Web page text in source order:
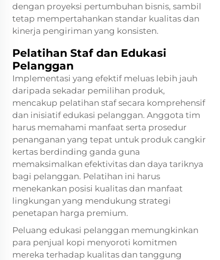
dengan proyeksi pertumbuhan bisnis, sambil
tetap mempertahankan standar kualitas dan
kinerja pengiriman yang konsisten.
Pelatihan Staf dan Edukasi
Pelanggan
Implementasi yang efektif meluas lebih jauh
daripada sekadar pemilihan produk,
mencakup pelatihan staf secara komprehensif
dan inisiatif edukasi pelanggan. Anggota tim
harus memahami manfaat serta prosedur
penanganan yang tepat untuk produk cangkir
kertas berdinding ganda guna
memaksimalkan efektivitas dan daya tariknya
bagi pelanggan. Pelatihan ini harus
menekankan posisi kualitas dan manfaat
lingkungan yang mendukung strategi
penetapan harga premium.
Peluang edukasi pelanggan memungkinkan
para penjual kopi menyoroti komitmen
mereka terhadap kualitas dan tanggung